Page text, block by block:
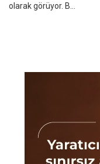
olarak görüyor. B...